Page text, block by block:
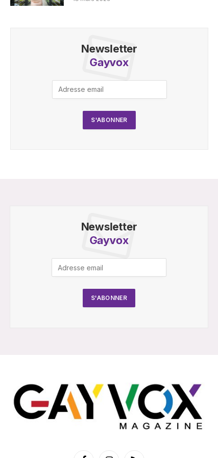
Newsletter
Gayvox
Newsletter
Gayvox